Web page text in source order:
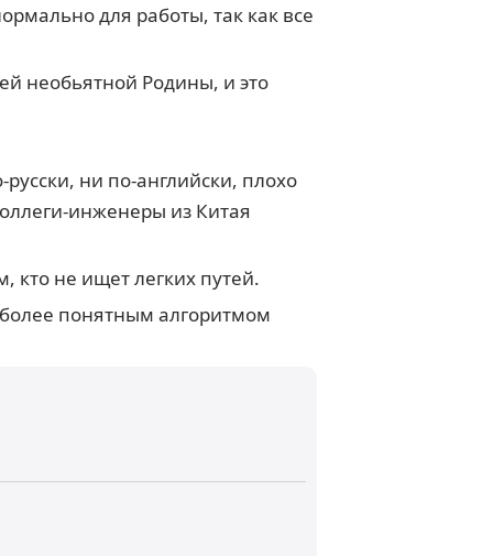
для работы, так как все
необьятной Родины, и это
ни по-английски, плохо
инженеры из Китая
кто не ищет легких путей.
понятным алгоритмом